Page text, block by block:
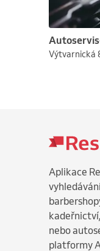
Výtvarnická
Aplikace
nebo
platformy